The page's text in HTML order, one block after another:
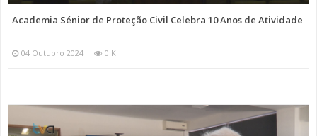
Academia Sénior de Proteção Civil Celebra 10 Anos de Atividade
04 Outubro 2024 0 K